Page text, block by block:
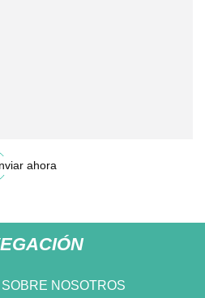
ahora
SOBRE NOSOTROS